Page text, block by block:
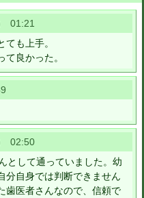
01:21
も上手。
良かった。
02:50
として通っていました。幼
分自身では判断できません
歯医者さんなので、信頼で